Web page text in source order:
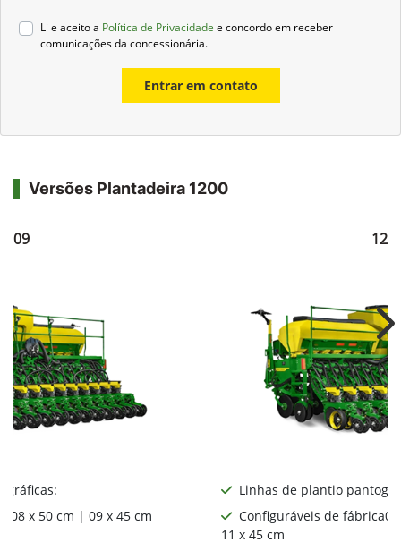
Li e aceito a Política de Privacidade e concordo em receber
comunicações da concessionária.
Entrar em contato
Versões Plantadeira 1200
x 50 cm | 09 x 45 cm
Linhas de plantio
Configuráveis de
11 x 45 cm